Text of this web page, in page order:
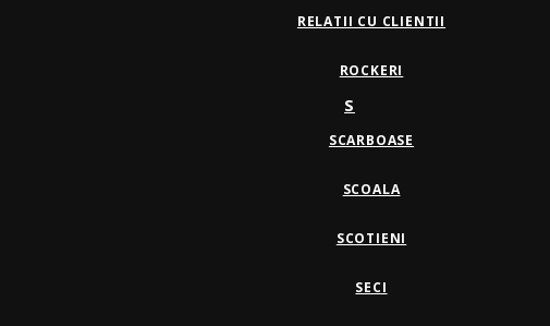
RELATII CU CLIENTII
ROCKERI
S
SCARBOASE
SCOALA
SCOTIENI
SECI